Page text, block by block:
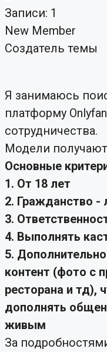
Записи: 1
New Member
Создатель темы
Я занимаюсь
платформу
сотрудничества.
Модели получают
Основные
1. От 18 лет
2. Гражданство
3.
4. Выполнять
5.
контент (фото с
ресторана и
дополнять
живым
За